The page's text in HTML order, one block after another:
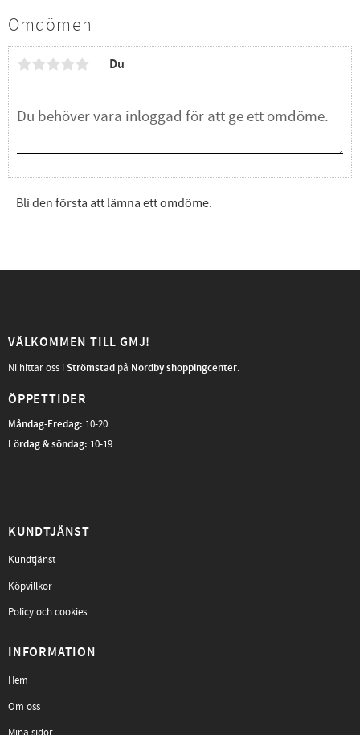
Omdömen
Du
Bli den första att lämna ett omdöme.
VÄLKOMMEN TILL GMJ!
Ni hittar oss iStrömstad på Nordby shoppingcenter.
ÖPPETTIDER
Måndag-Fredag: 10-20
Lördag & söndag: 10-19
KUNDTJÄNST
Kundtjänst
Köpvillkor
Policy och cookies
INFORMATION
Hem
Om oss